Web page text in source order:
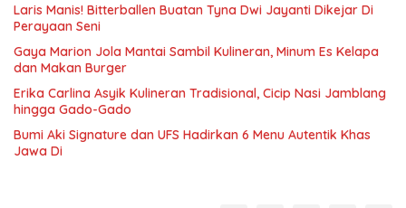
Laris Manis! Bitterballen Buatan Tyna Dwi Jayanti Dikejar Di
Perayaan Seni
Gaya Marion Jola Mantai Sambil Kulineran, Minum Es Kelapa
dan Makan Burger
Erika Carlina Asyik Kulineran Tradisional, Cicip Nasi Jamblang
hingga Gado-Gado
Bumi Aki Signature dan UFS Hadirkan 6 Menu Autentik Khas
Jawa Di